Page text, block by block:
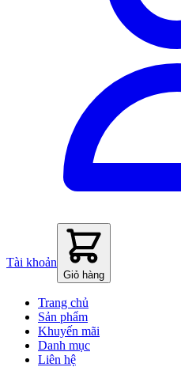
Tài khoản
Giỏ hàng
Trang chủ
Sản phẩm
Khuyến mãi
Danh mục
Liên hệ